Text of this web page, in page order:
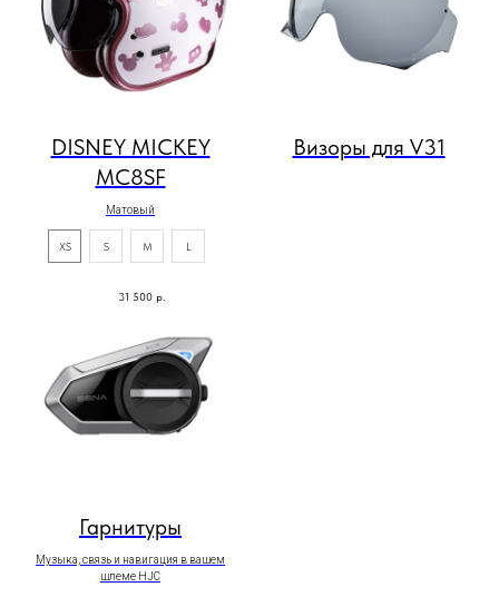
DISNEY MICKEY
MC8SF
Матовый
31 500 р.
XS S M L
Визоры для V31
Гарнитуры
Музыка, связь и навигация в вашем
шлеме HJC